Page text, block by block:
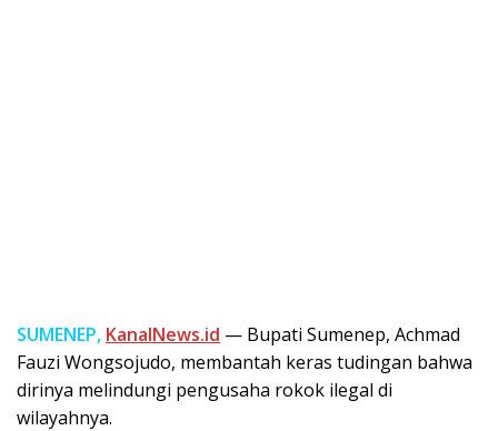
SUMENEP, KanalNews.id — Bupati Sumenep, Achmad
Fauzi Wongsojudo, membantah keras tudingan bahwa
dirinya melindungi pengusaha rokok ilegal di
wilayahnya.